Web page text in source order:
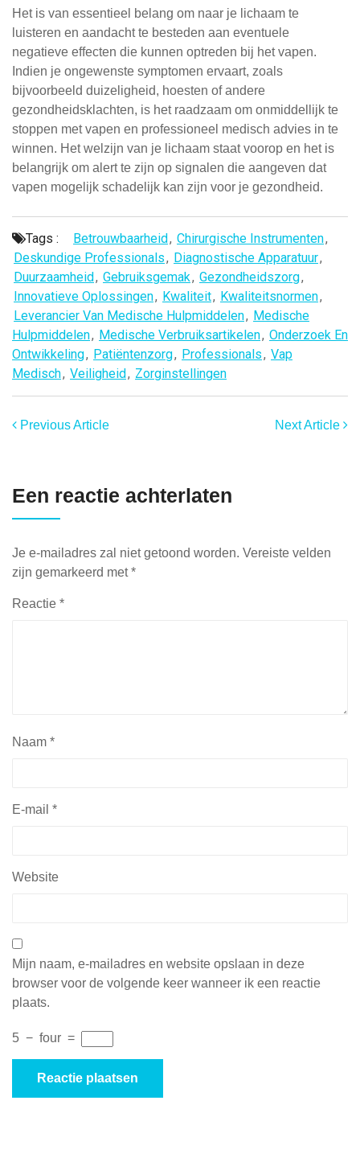
Het is van essentieel belang om naar je lichaam te
luisteren en aandacht te besteden aan eventuele
negatieve effecten die kunnen optreden bij het vapen.
Indien je ongewenste symptomen ervaart, zoals
bijvoorbeeld duizeligheid, hoesten of andere
gezondheidsklachten, is het raadzaam om onmiddellijk te
stoppen met vapen en professioneel medisch advies in te
winnen. Het welzijn van je lichaam staat voorop en het is
belangrijk om alert te zijn op signalen die aangeven dat
vapen mogelijk schadelijk kan zijn voor je gezondheid.
Tags : Betrouwbaarheid, Chirurgische Instrumenten,
Deskundige Professionals, Diagnostische Apparatuur,
Duurzaamheid, Gebruiksgemak, Gezondheidszorg,
Innovatieve Oplossingen, Kwaliteit, Kwaliteitsnormen,
Leverancier Van Medische Hulpmiddelen, Medische
Hulpmiddelen, Medische Verbruiksartikelen, Onderzoek En
Ontwikkeling, Patiëntenzorg, Professionals, Vap
Medisch, Veiligheid, Zorginstellingen
Previous Article Next Article
Een reactie achterlaten
Je e-mailadres zal niet getoond worden. Vereiste velden
zijn gemarkeerd met*
Reactie *
Naam *
E-mail *
Website
Mijn naam, e-mailadres en website opslaan in deze
browser voor de volgende keer wanneer ik een reactie
plaats.
5 − four =